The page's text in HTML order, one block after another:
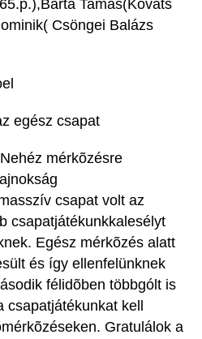
Tamás(Kováts
Csöngei Balázs
egész csapat
mérkõzésre
csapat volt az
csapatjátékunkkalesélyt
Egész mérkõzés alatt
és így ellenfelünknek
félidõben többgólt is
kell
Gratulálok a